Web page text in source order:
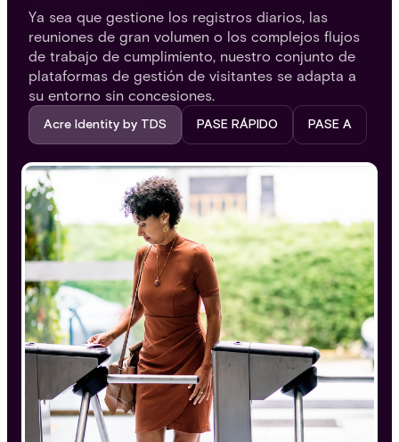
Ya sea que gestione los registros diarios, las
reuniones de gran volumen o los complejos flujos
de trabajo de cumplimiento, nuestro conjunto de
plataformas de gestión de visitantes se adapta a
su entorno sin concesiones.
Acre Identity by TDS PASE RÁPIDO PASE A